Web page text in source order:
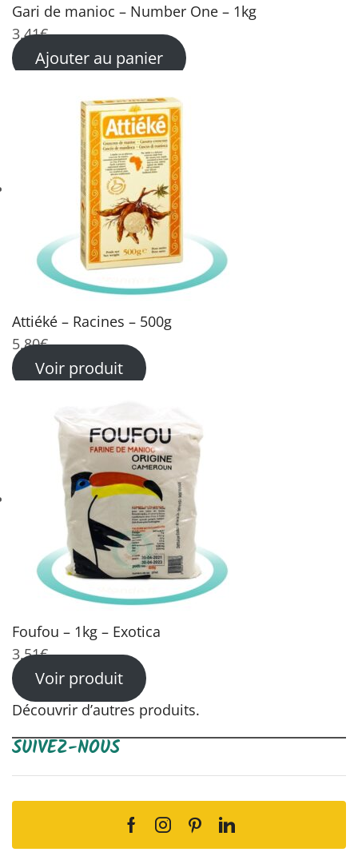
Gari de manioc – Number One – 1kg
3,41€
Ajouter au panier
Attiéké – Racines – 500g
5,80€
Voir produit
Foufou – 1kg – Exotica
3,51€
Voir produit
Découvrir d’autres produits.
SUIVEZ-NOUS
Facebook
Instagram
PinterestLinkedin